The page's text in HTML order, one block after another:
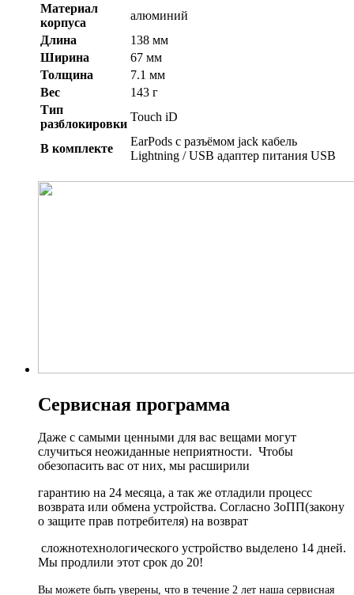
Материал
корпуса
алюминий
Длина
138 мм
Ширина
67 мм
Толщина
7.1 мм
Вес
143 г
Тип
разблокировки
Touch iD
В комплекте
EarPods с разъёмом jack кабель
Lightning / USB адаптер питания USB
Сервисная программа
Даже с самыми ценными для вас вещами могут
случиться неожиданные неприятности. Чтобы
обезопасить вас от них, мы расширили
гарантию на 24 месяца, а так же отладили процесс
возврата или обмена устройства. Согласно ЗоПП(закону
о защите прав потребителя) на возврат
сложнотехнологического устройство выделено 14 дней.
Мы продлили этот срок до 20!
Вы можете быть уверены, что в течение 2 лет наша сервисная